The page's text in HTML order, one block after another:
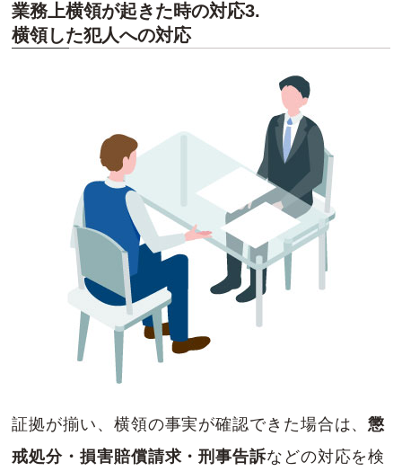
業務上横領が起きた時の対応3.
横領した犯人への対応
証拠が揃い、横領の事実が確認できた場合は、懲
戒処分・損害賠償請求・刑事告訴などの対応を検